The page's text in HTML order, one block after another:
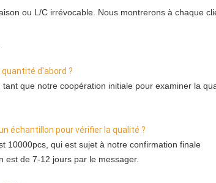
ou L/C irrévocable. Nous montrerons à chaque
d'abord ?
que notre coopération initiale pour examiner la
échantillon pour vérifier la qualité ?
10000pcs, qui est sujet à notre confirmation finale
est de 7-12 jours par le messager.